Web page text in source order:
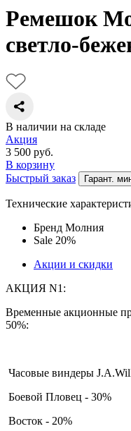
Ремешок
светло-
В наличии на складе
Акция
3 500 руб.
В корзину
Быстрый заказ
Гарант.
Технические
Бренд Молния
Sale 20%
Акции и скидки
АКЦИЯ N1:
Временные акционные
50%:
Часовые виндеры
Боевой Пловец - 30%
Восток - 20%